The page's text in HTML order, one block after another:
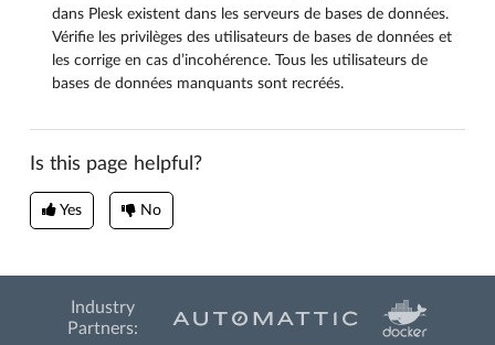
dans Plesk existent dans les serveurs de bases de données.
Vérifie les privilèges des utilisateurs de bases de données et
les corrige en cas d’incohérence. Tous les utilisateurs de
bases de données manquants sont recréés.
Is this page helpful?
Yes No
Industry
Partners: